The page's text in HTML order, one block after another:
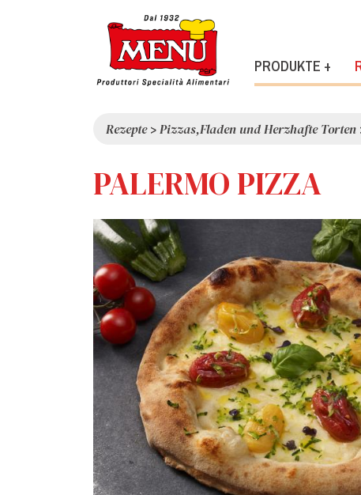
PRODUKTE +
Rezepte>Pizzas,Fladen und Herzhafte Torten
PALERMO PIZZA